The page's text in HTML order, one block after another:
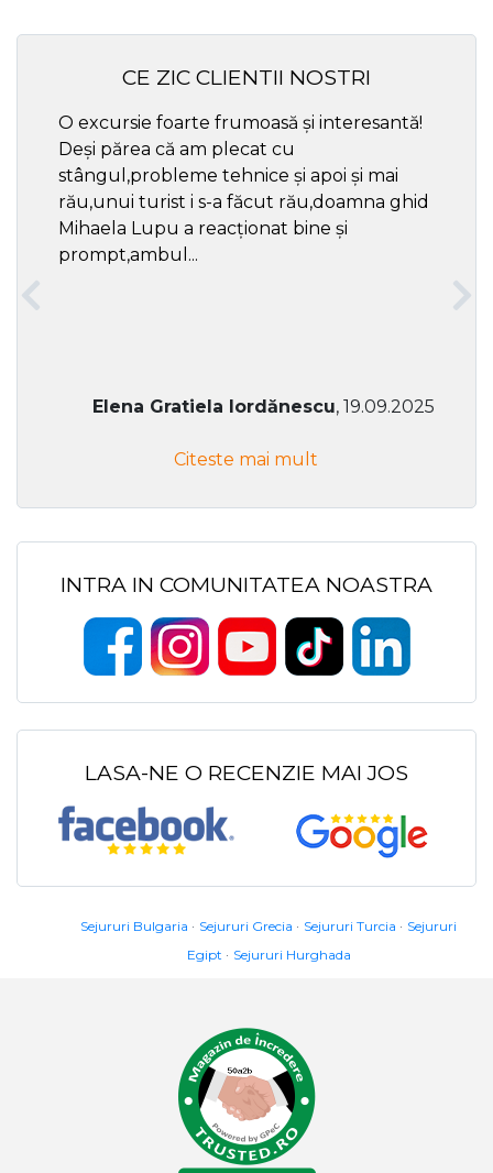
CE ZIC CLIENTII NOSTRI
O excursie foarte frumoasă și interesantă!
Deși părea că am plecat cu
stângul,probleme tehnice și apoi și mai
rău,unui turist i s-a făcut rău,doamna ghid
Mihaela Lupu a reacționat bine și
prompt,ambul...
Elena Gratiela Iordănescu, 19.09.2025
Citeste mai mult
INTRA IN COMUNITATEA NOASTRA
LASA-NE O RECENZIE MAI JOS
Sejururi Bulgaria Sejururi Grecia Sejururi Turcia
Sejururi
Egipt
Sejururi Hurghada